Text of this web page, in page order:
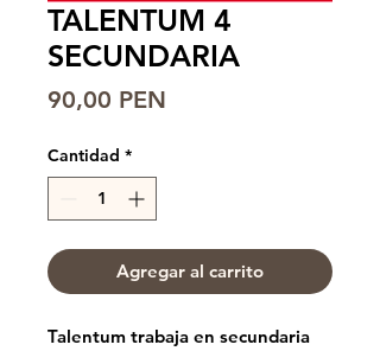
TALENTUM 4
SECUNDARIA
90,00 PEN
Cantidad *
Agregar al carrito
Talentum trabaja en secundaria